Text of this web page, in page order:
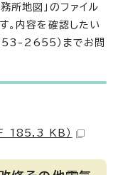
所地図」のファイル
。内容を確認したい
2655）までお問
185.3 KB）